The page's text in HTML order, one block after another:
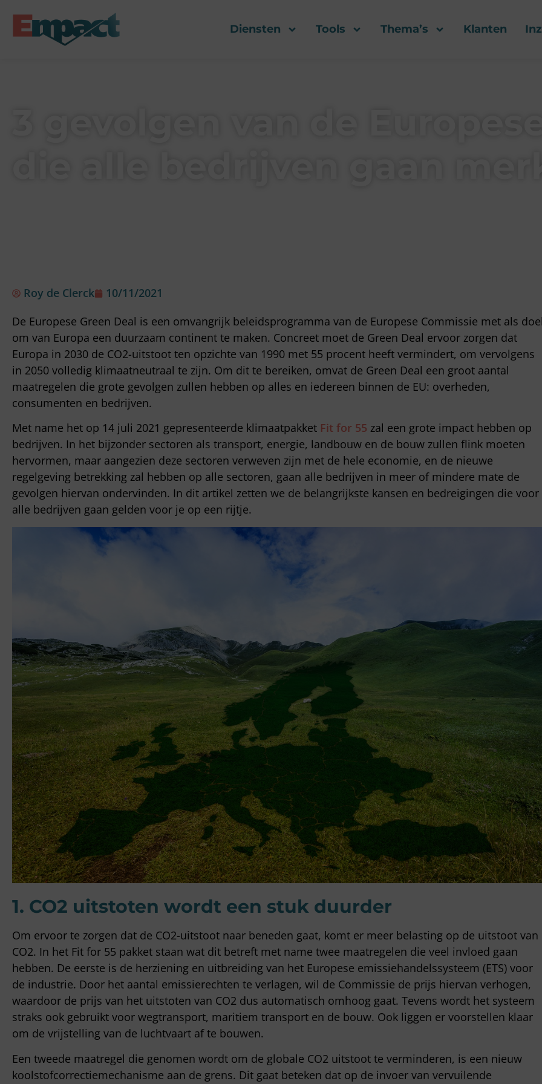
Diensten Tools Thema’s Klanten
Roy de Clerck
10/11/2021
De Europese Green Deal is een omvangrijk beleidsprogramma van de Europese Commissie met als
om van Europa een duurzaam continent te maken. Concreet moet de Green Deal ervoor zorgen dat
Europa in 2030 de CO2-uitstoot ten opzichte van 1990 met 55 procent heeft vermindert, om vervolgens
in 2050 volledig klimaatneutraal te zijn. Om dit te bereiken, omvat de Green Deal een groot aantal
maatregelen die grote gevolgen zullen hebben op alles en iedereen binnen de EU: overheden,
consumenten en bedrijven.
Met name het op 14 juli 2021 gepresenteerde klimaatpakket Fit for 55 zal een grote impact hebben op
bedrijven. In het bijzonder sectoren als transport, energie, landbouw en de bouw zullen flink moeten
hervormen, maar aangezien deze sectoren verweven zijn met de hele economie, en de nieuwe
regelgeving betrekking zal hebben op alle sectoren, gaan alle bedrijven in meer of mindere mate de
gevolgen hiervan ondervinden. In dit artikel zetten we de belangrijkste kansen en bedreigingen die voor
alle bedrijven gaan gelden voor je op een rijtje.
1. CO2 uitstoten wordt een stuk duurder
Om ervoor te zorgen dat de CO2-uitstoot naar beneden gaat, komt er meer belasting op de uitstoot van
CO2. In het Fit for 55 pakket staan wat dit betreft met name twee maatregelen die veel invloed gaan
hebben. De eerste is de herziening en uitbreiding van het Europese emissiehandelssysteem (ETS) voor
de industrie. Door het aantal emissierechten te verlagen, wil de Commissie de prijs hiervan verhogen,
waardoor de prijs van het uitstoten van CO2 dus automatisch omhoog gaat. Tevens wordt het systeem
straks ook gebruikt voor wegtransport, maritiem transport en de bouw. Ook liggen er voorstellen klaar
om de vrijstelling van de luchtvaart af te bouwen.
Een tweede maatregel die genomen wordt om de globale CO2 uitstoot te verminderen, is een nieuw
koolstofcorrectiemechanisme aan de grens. Dit gaat beteken dat op de invoer van vervuilende
“Het kan soms lastig zijn om knopen door
te hakken en dan dreig je vast te lopen,
maar op die momenten weet Empact
flexibel mee te bewegen of juist vanuit hun
Peter Bouman
OTTO Work Force